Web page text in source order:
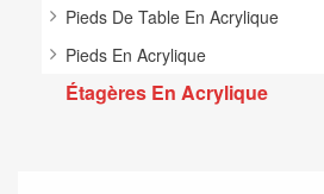
Pieds De Table En Acrylique
Pieds En Acrylique
Étagères En Acrylique